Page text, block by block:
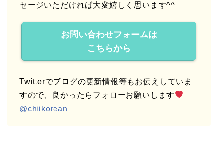
セージいただければ大変嬉しく思います^^
お問い合わせフォームは
こちらから
Twitterでブログの更新情報等もお伝えしていま
すので、良かったらフォローお願いします
@chiikorean